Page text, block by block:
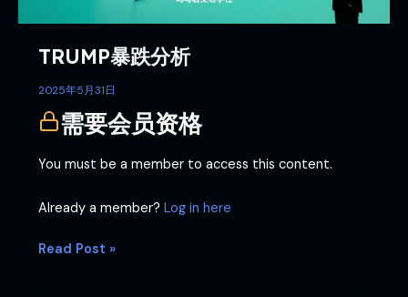
TRUMP暴跌分析
2025年5月31日
需要会员资格
You must be a member to access this content.
Already a member? Log in here
Read Post »